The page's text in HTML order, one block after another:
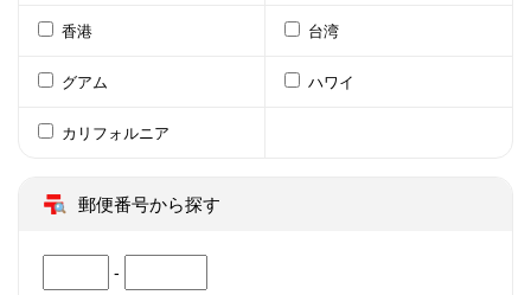
香港 台湾
グアム ハワイ
カリフォルニア
郵便番号から探す
-